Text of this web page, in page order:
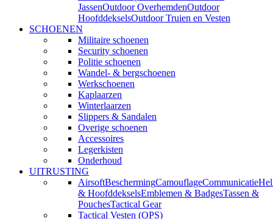
JassenOutdoor OverhemdenOutdoor
HoofddekselsOutdoor Truien en Vesten
SCHOENEN
Militaire schoenen
Security schoenen
Politie schoenen
Wandel- & bergschoenen
Werkschoenen
Kaplaarzen
Winterlaarzen
Slippers & Sandalen
Overige schoenen
Accessoires
Legerkisten
Onderhoud
UITRUSTING
AirsoftBeschermingCamouflageCommunicatie
& HoofddekselsEmblemen & BadgesTassen &
PouchesTactical Gear
Tactical Vesten (OPS)